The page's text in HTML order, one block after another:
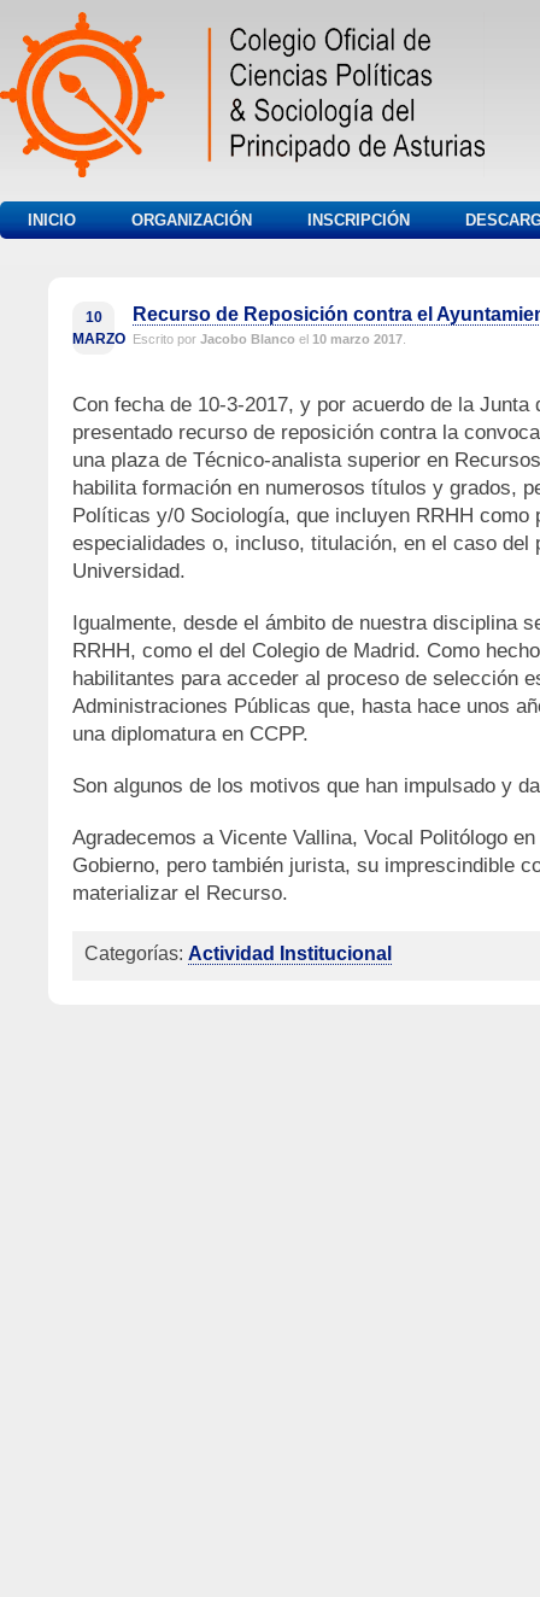
INICIO ORGANIZACIÓN INSCRIPCIÓN
10
MARZO
Recurso de Reposición contra el
Escrito por Jacobo Blanco el 10 marzo 2017
Con fecha de 10-3-2017, y por acuerdo de la Junta
presentado recurso de reposición contra la
una plaza de Técnico-analista superior en
habilita formación en numerosos títulos y grados,
Políticas y/0 Sociología, que incluyen RRHH como
especialidades o, incluso, titulación, en el caso del
Universidad.
Igualmente, desde el ámbito de nuestra disciplina
RRHH, como el del Colegio de Madrid. Como
habilitantes para acceder al proceso de selección
Administraciones Públicas que, hasta hace unos
una diplomatura en CCPP.
Son algunos de los motivos que han impulsado y
Agradecemos a Vicente Vallina, Vocal Politólogo
Gobierno, pero también jurista, su imprescindible
materializar el Recurso.
Categorías: Actividad Institucional